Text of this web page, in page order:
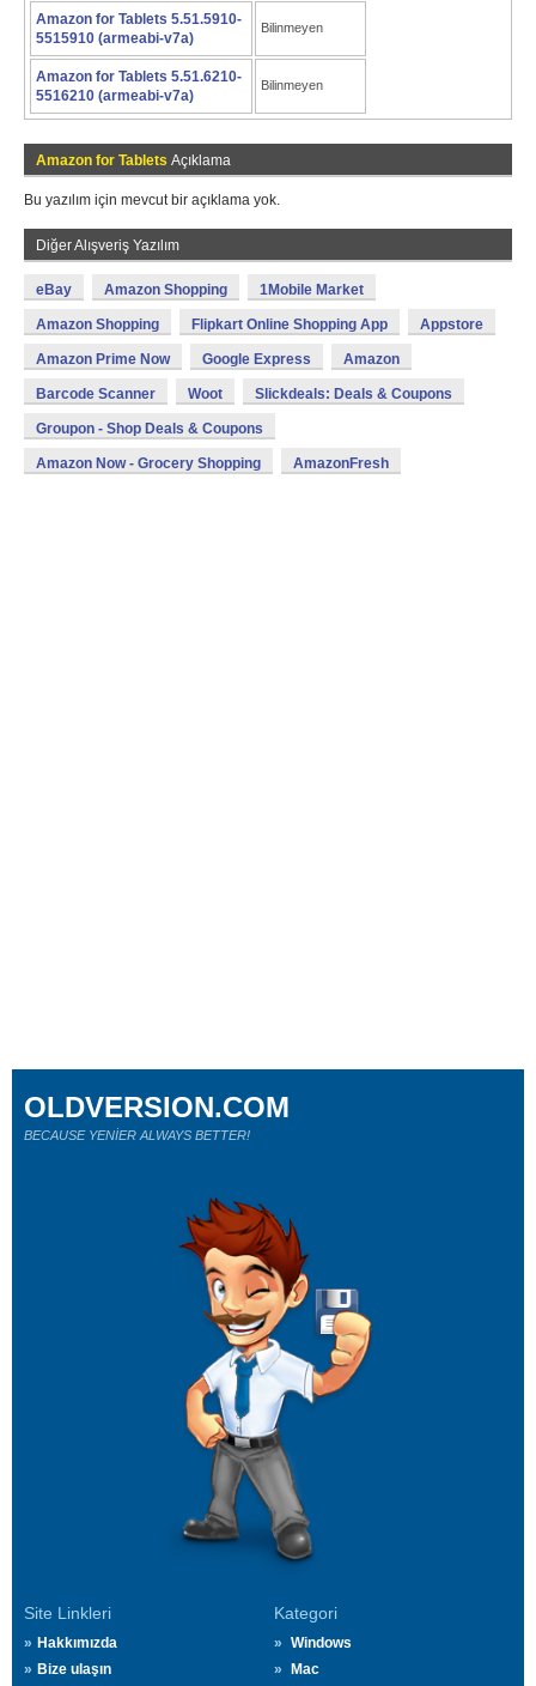
Amazon for Tablets 5.51.5910-
5515910 (armeabi-v7a)
Bilinmeyen
Amazon for Tablets 5.51.6210-
5516210 (armeabi-v7a)
Bilinmeyen
Amazon for Tablets Açıklama
Bu yazılım için mevcut bir açıklama yok.
Diğer Alışveriş Yazılım
eBay Amazon Shopping 1Mobile Market
Amazon Shopping Flipkart Online Shopping App Appstore
Amazon Prime Now Google Express Amazon
Barcode Scanner Woot Slickdeals: Deals & Coupons
Groupon - Shop Deals & Coupons
Amazon Now - Grocery Shopping AmazonFresh
Site Linkleri
Hakkımızda
Bize ulaşın
Kategori
Windows
Mac
OLDVERSION.COM
BECAUSE YENİER ALWAYS BETTER!